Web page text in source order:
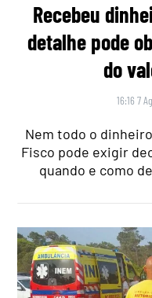
Recebeu
detalhe pode
do
16:16 7
Nem todo o
Fisco pode exigir
quando e como